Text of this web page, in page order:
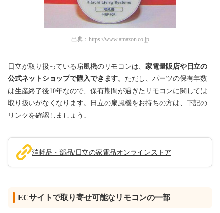
出典： https://www.amazon.co.jp
日立が取り扱っている扇風機のリモコンは、 家電量販店や日立の
公式ネットショップで購入できます。ただし、パーツの保有年数
は生産終了後10年なので、保有期間が過ぎたリモコンに関しては
取り扱いがなくなります。日立の扇風機をお持ちの方は、下記の
リンクを確認しましょう。
消耗品・部品/日立の家電品オンラインストア
ECサイトで取り寄せ可能なリモコンの一部